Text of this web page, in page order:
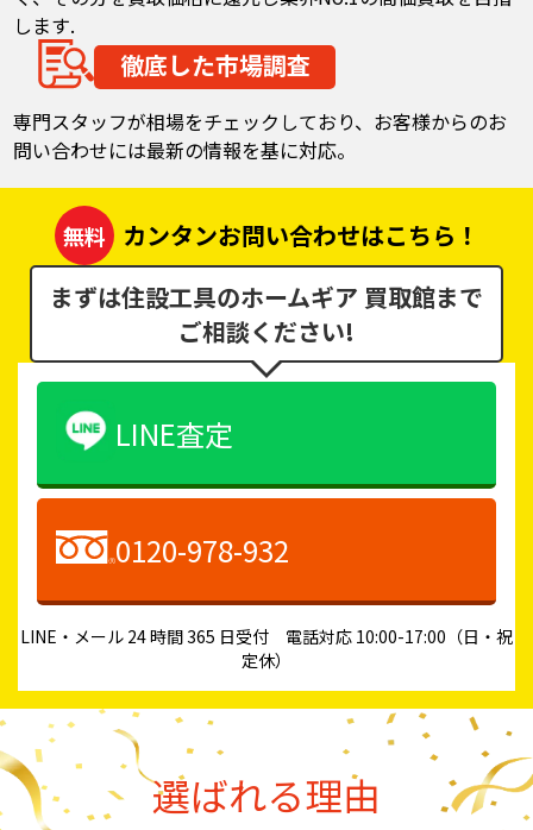
します.
徹底した市場調査
専門スタッフが相場をチェックしており、お客様からのお
問い合わせには最新の情報を基に対応。
無料
カンタンお問い合わせはこちら！
まずは住設工具のホームギア 買取館まで
ご相談ください!
LINE査定
0120-978-932
LINE・メール 24 時間 365 日受付 電話対応 10:00-17:00（日・祝
定休）
選ばれる理由